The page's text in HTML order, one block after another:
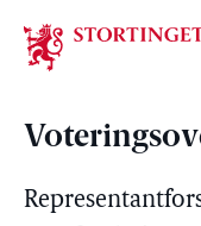
Stortinget.no